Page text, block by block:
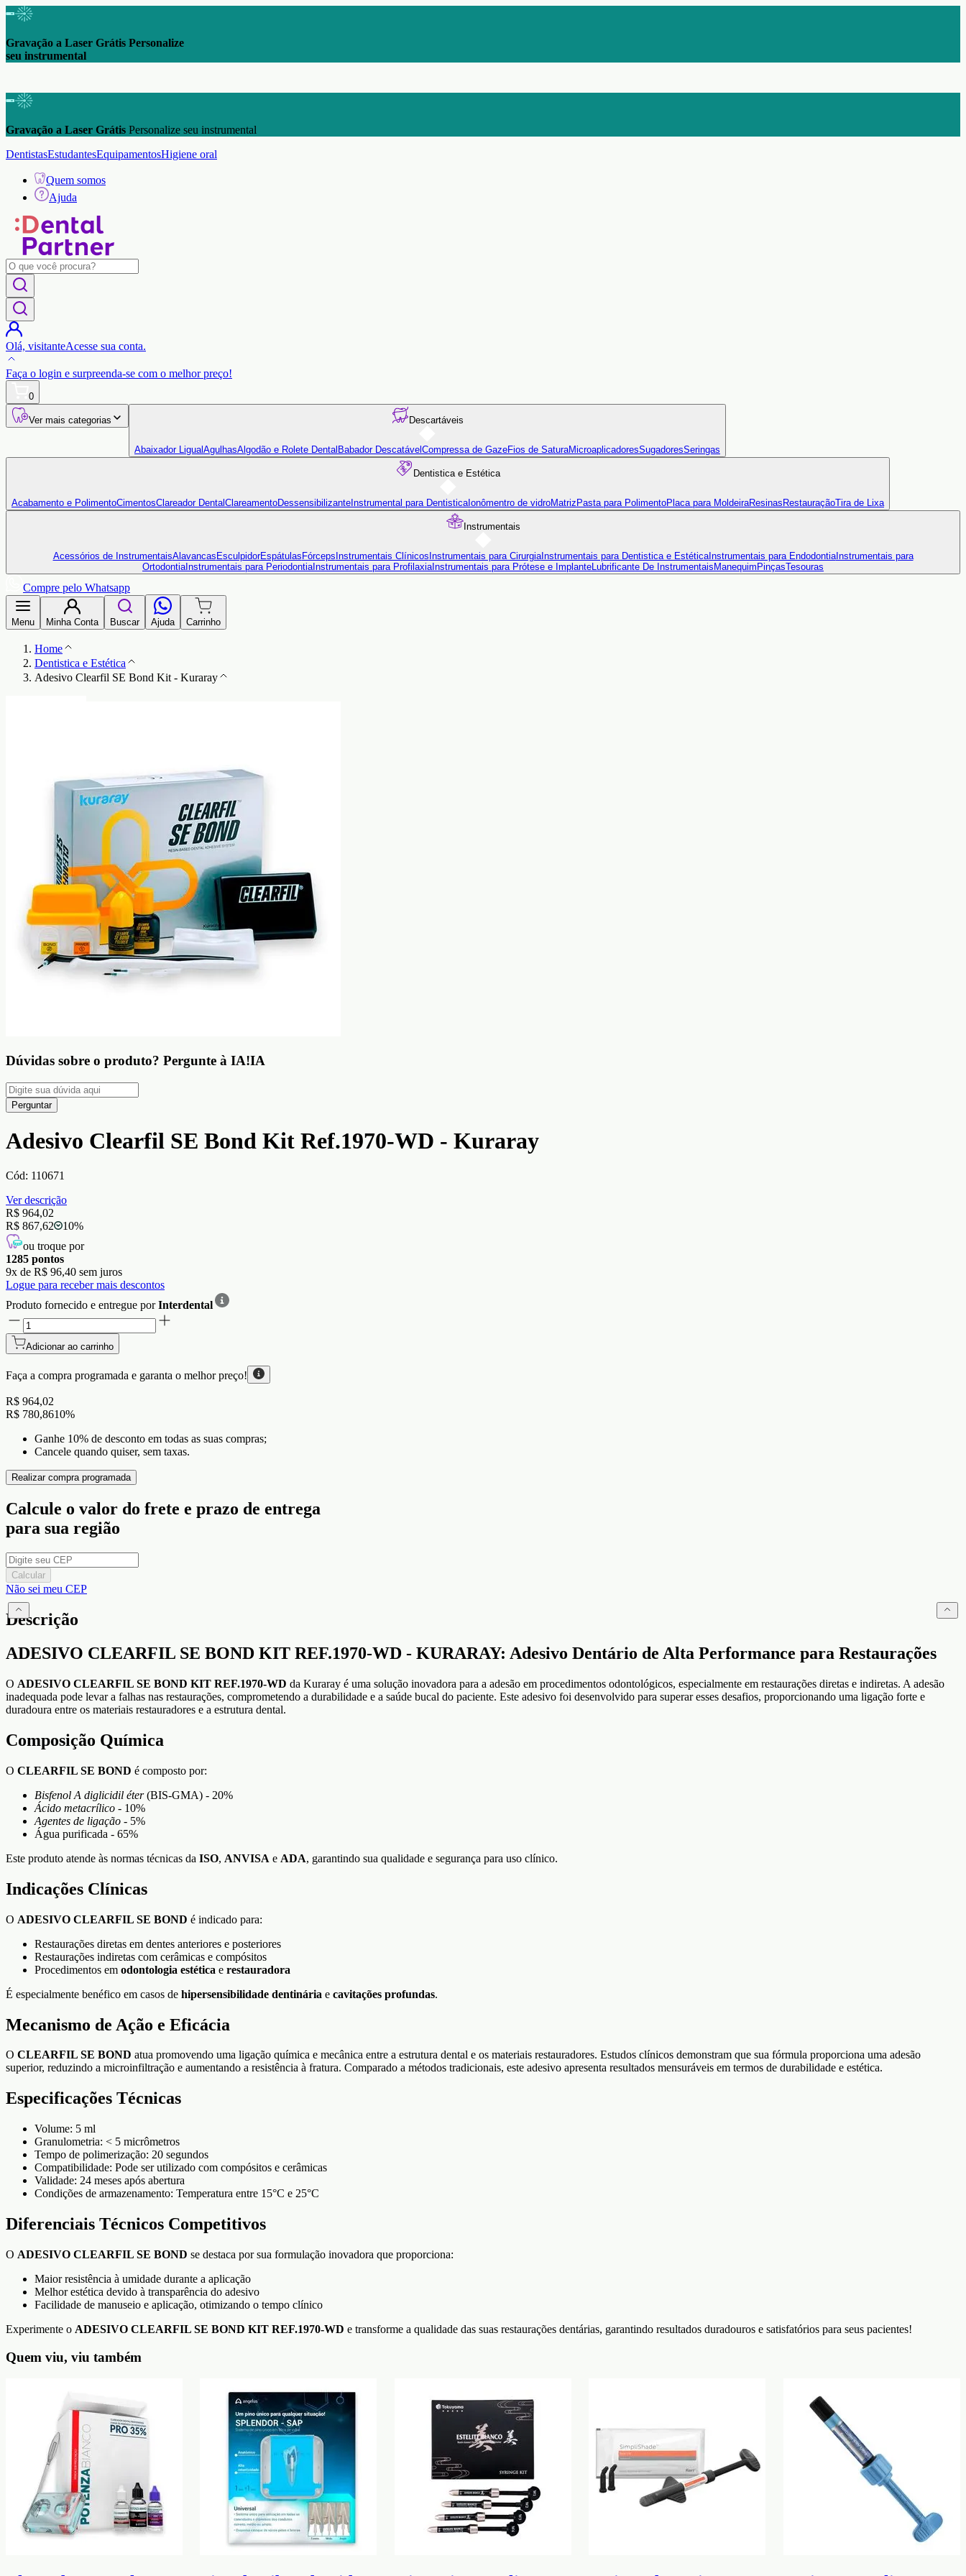
Gravação a Laser Grátis Personalize
seu instrumental
Gravação a Laser Grátis Personalize seu instrumental
DentistasEstudantesEquipamentosHigiene oral
Quem somos
Ajuda
Olá, visitanteAcesse sua conta.
Faça o login e surpreenda-se com o melhor preço!
0
Ver mais categorias Descartáveis
Abaixador LigualAgulhasAlgodão e Rolete Dental Babador Descatável Compressa de GazeFios de SaturaMicroaplicadoresSugadoresSeringas
Dentistica e Estética
Acabamento e PolimentoCimentosClareador DentalClareamentoDessensibilizante Instrumental para DentisticaIonômentro de vidroMatriz Pasta para PolimentoPlaca para MoldeiraResinas RestauraçãoTira de Lixa
Instrumentais
Acessórios de InstrumentaisAlavancas EsculpidorEspátulas Fórceps Instrumentais Clínicos Instrumentais para CirurgiaInstrumentais para Dentistica e EstéticaInstrumentais para EndodontiaInstrumentais para
OrtodontiaInstrumentais para PeriodontiaInstrumentais para ProfilaxiaInstrumentais para Prótese e ImplanteLubrificante De Instrumentais Manequim PinçasTesouras
Compre pelo Whatsapp
Menu Minha Conta Buscar Ajuda Carrinho
Home
Dentistica e Estética
Adesivo Clearfil SE Bond Kit - Kuraray
Dúvidas sobre o produto? Pergunte à IA!IA
Perguntar
Adesivo Clearfil SE Bond Kit Ref.1970-WD - Kuraray
Cód: 110671
Ver descrição
R$ 964,02
R$ 867,62
10%
ou troque por
1285 pontos
9x de R$ 96,40 sem juros
Logue para receber mais descontos
Produto fornecido e entregue porInterdental
Adicionar ao carrinho
Faça a compra programada e garanta o melhor preço!
R$ 964,02
R$ 780,8610%
Ganhe 10% de desconto em todas as suas compras;
Cancele quando quiser, sem taxas.
Realizar compra programada
Calcule o valor do frete e prazo de entrega
para sua região
Calcular
Não sei meu CEP
Descrição
ADESIVO CLEARFIL SE BOND KIT REF.1970-WD - KURARAY: Adesivo Dentário de Alta Performance para Restaurações
O ADESIVO CLEARFIL SE BOND KIT REF.1970-WD da Kuraray é uma solução inovadora para a adesão em procedimentos odontológicos, especialmente em restaurações diretas e indiretas. A adesão
inadequada pode levar a falhas nas restaurações, comprometendo a durabilidade e a saúde bucal do paciente. Este adesivo foi desenvolvido para superar esses desafios, proporcionando uma ligação forte e
duradoura entre os materiais restauradores e a estrutura dental.
Composição Química
O CLEARFIL SE BOND é composto por:
Bisfenol A diglicidil éter(BIS-GMA) - 20%
Ácido metacrílico - 10%
Agentes de ligação - 5%
Água purificada - 65%
Este produto atende às normas técnicas da ISO, ANVISA e ADA, garantindo sua qualidade e segurança para uso clínico.
Indicações Clínicas
O ADESIVO CLEARFIL SE BOND é indicado para:
Restaurações diretas em dentes anteriores e posteriores
Restaurações indiretas com cerâmicas e compósitos
Procedimentos em odontologia estética e restauradora
É especialmente benéfico em casos de hipersensibilidade dentinária e cavitações profundas.
Mecanismo de Ação e Eficácia
O CLEARFIL SE BOND atua promovendo uma ligação química e mecânica entre a estrutura dental e os materiais restauradores. Estudos clínicos demonstram que sua fórmula proporciona uma adesão
superior, reduzindo a microinfiltração e aumentando a resistência à fratura. Comparado a métodos tradicionais, este adesivo apresenta resultados mensuráveis em termos de durabilidade e estética.
Especificações Técnicas
Volume: 5 ml
Granulometria: < 5 micrômetros
Tempo de polimerização: 20 segundos
Compatibilidade: Pode ser utilizado com compósitos e cerâmicas
Validade: 24 meses após abertura
Condições de armazenamento: Temperatura entre 15°C e 25°C
Diferenciais Técnicos Competitivos
O ADESIVO CLEARFIL SE BOND se destaca por sua formulação inovadora que proporciona:
Maior resistência à umidade durante a aplicação
Melhor estética devido à transparência do adesivo
Facilidade de manuseio e aplicação, otimizando o tempo clínico
Experimente o ADESIVO CLEARFIL SE BOND KIT REF.1970-WD e transforme a qualidade das suas restaurações dentárias, garantindo resultados duradouros e satisfatórios para seus pacientes!
Quem viu, viu também